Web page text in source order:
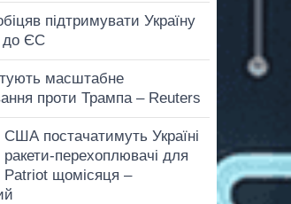
підтримувати Україну
до ЄС
масштабне
проти Трампа – Reuters
США постачатимуть Україні
ракети-перехоплювачі для
Patriot щомісяця –